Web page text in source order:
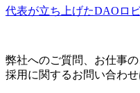
代表が立ち上げたDAOロ
弊社へのご質問、お仕事の
採用に関するお問い合わ